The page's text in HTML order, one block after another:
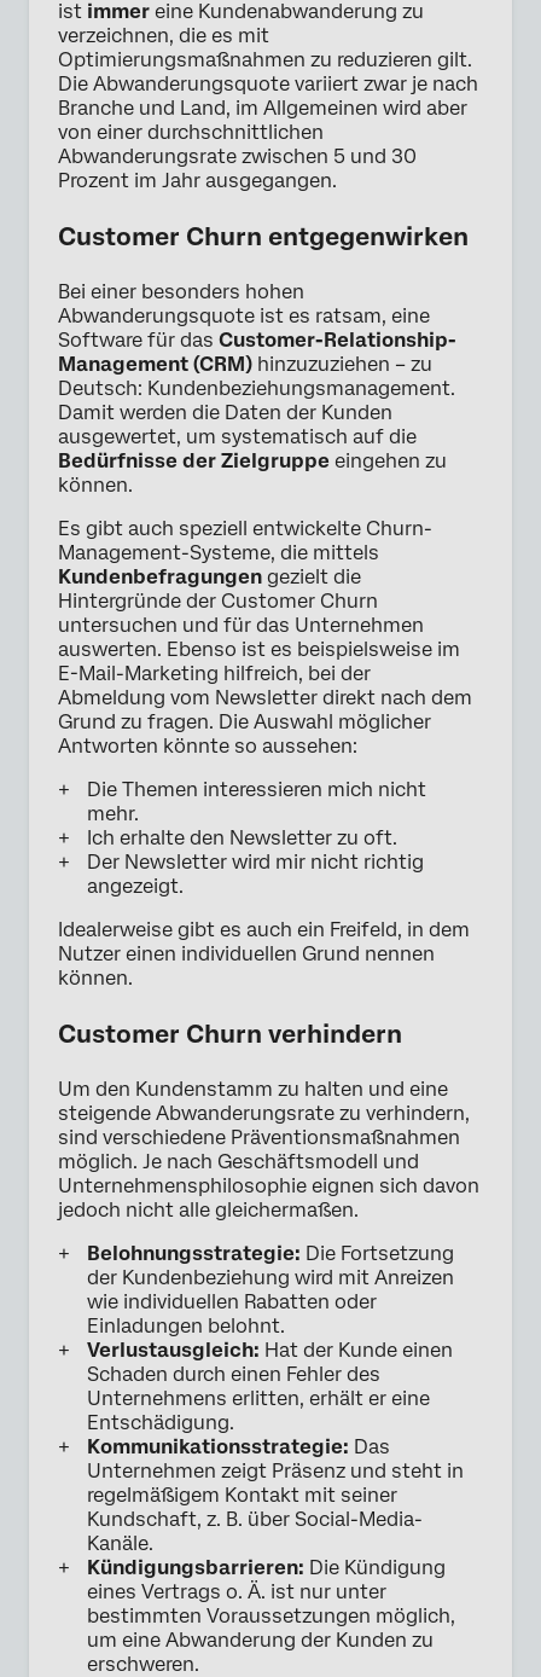
ist immer eine Kundenabwanderung zu
verzeichnen, die es mit
Optimierungsmaßnahmen zu reduzieren gilt.
Die Abwanderungsquote variiert zwar je nach
Branche und Land, im Allgemeinen wird aber
von einer durchschnittlichen
Abwanderungsrate zwischen 5 und 30
Prozent im Jahr ausgegangen.
Customer Churn entgegenwirken
Bei einer besonders hohen
Abwanderungsquote ist es ratsam, eine
Software für das Customer-Relationship-
Management (CRM) hinzuzuziehen – zu
Deutsch: Kundenbeziehungsmanagement.
Damit werden die Daten der Kunden
ausgewertet, um systematisch auf die
Bedürfnisse der Zielgruppe eingehen zu
können.
Es gibt auch speziell entwickelte Churn-
Management-Systeme, die mittels
Kundenbefragungen gezielt die
Hintergründe der Customer Churn
untersuchen und für das Unternehmen
auswerten. Ebenso ist es beispielsweise im
E-Mail-Marketing hilfreich, bei der
Abmeldung vom Newsletter direkt nach dem
Grund zu fragen. Die Auswahl möglicher
Antworten könnte so aussehen:
Die Themen interessieren mich nicht
mehr.
Ich erhalte den Newsletter zu oft.
Der Newsletter wird mir nicht richtig
angezeigt.
Idealerweise gibt es auch ein Freifeld, in dem
Nutzer einen individuellen Grund nennen
können.
Customer Churn verhindern
Um den Kundenstamm zu halten und eine
steigende Abwanderungsrate zu verhindern,
sind verschiedene Präventionsmaßnahmen
möglich. Je nach Geschäftsmodell und
Unternehmensphilosophie eignen sich davon
jedoch nicht alle gleichermaßen.
Belohnungsstrategie: Die Fortsetzung
der Kundenbeziehung wird mit Anreizen
wie individuellen Rabatten oder
Einladungen belohnt.
Verlustausgleich: Hat der Kunde einen
Schaden durch einen Fehler des
Unternehmens erlitten, erhält er eine
Entschädigung.
Kommunikationsstrategie: Das
Unternehmen zeigt Präsenz und steht in
regelmäßigem Kontakt mit seiner
Kundschaft, z. B. über Social-Media-
Kanäle.
Kündigungsbarrieren: Die Kündigung
eines Vertrags o. Ä. ist nur unter
bestimmten Voraussetzungen möglich,
um eine Abwanderung der Kunden zu
erschweren.